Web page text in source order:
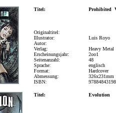
Titel: Prohibited
Originaltitel:
Illustrator:
Autor:
Verlag:
Erscheinungsjahr:
Seitenanzahl:
Sprache:
Format:
Abmessung:
ISBN:
Luis Royo
Heavy Metal
2oo1
48
englisch
Hardcover
326x231mm
Titel: Evolution